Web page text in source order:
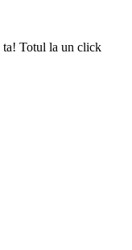
ta! Totul la un click